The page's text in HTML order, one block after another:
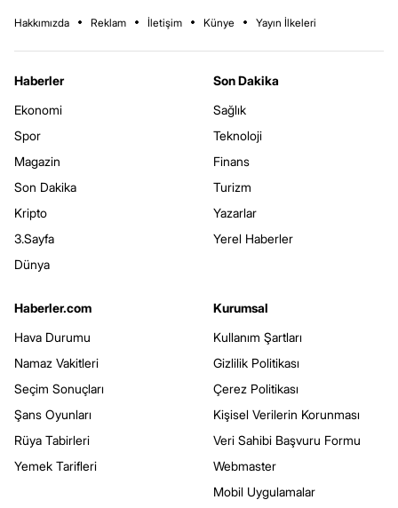
Hakkımızda Reklam İletişim Künye Yayın İlkeleri
Haberler
Ekonomi
Spor
Magazin
Son Dakika
Kripto
3.Sayfa
Dünya
Son Dakika
Sağlık
Teknoloji
Finans
Turizm
Yazarlar
Yerel Haberler
Haberler.com
Hava Durumu
Namaz Vakitleri
Seçim Sonuçları
Şans Oyunları
Rüya Tabirleri
Yemek Tarifleri
Kurumsal
Kullanım Şartları
Gizlilik Politikası
Çerez Politikası
Kişisel Verilerin Korunması
Veri Sahibi Başvuru Formu
Webmaster
Mobil Uygulamalar